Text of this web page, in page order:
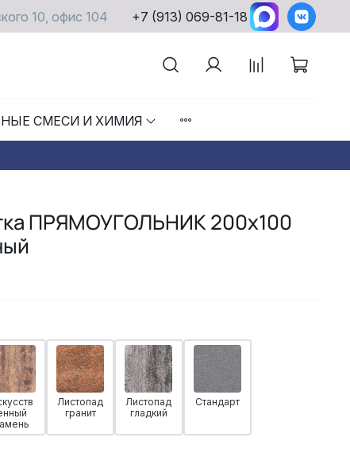
10, офис 104 +7 (913) 069-81-18
СМЕСИ И ХИМИЯ
ПРЯМОУГОЛЬНИК 200x100
Листопад
гранит
Листопад
гладкий
Стандарт